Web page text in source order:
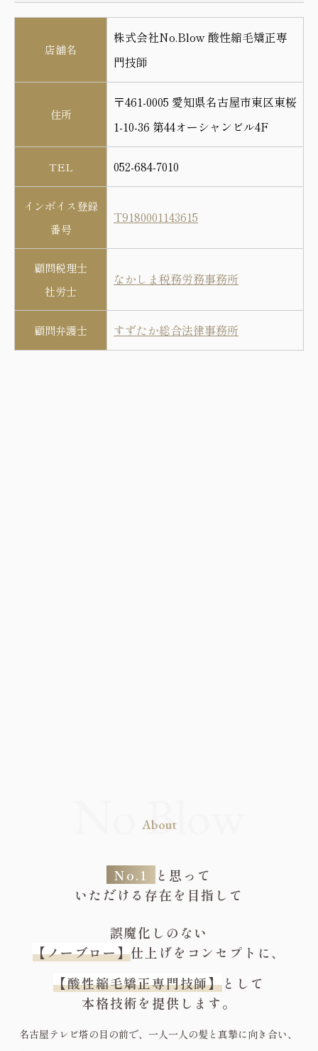
店舗名
株式会社No.Blow 酸性縮毛矯正専
門技師
住所
〒461-0005 愛知県名古屋市東区東桜
1-10-36 第44オーシャンビル4F
TEL 052-684-7010
インボイス登録
番号
T9180001143615
顧問税理士
社労士
なかしま税務労務事務所
顧問弁護士 すずたか総合法律事務所
About
No.1
と思って
いただける存在を目指して
誤魔化しのない
【ノーブロー】仕上げをコンセプトに、
【酸性縮毛矯正専門技師】として
本格技術を提供します。
名古屋テレビ塔の目の前で、一人一人の髪と真摯に向き合い、